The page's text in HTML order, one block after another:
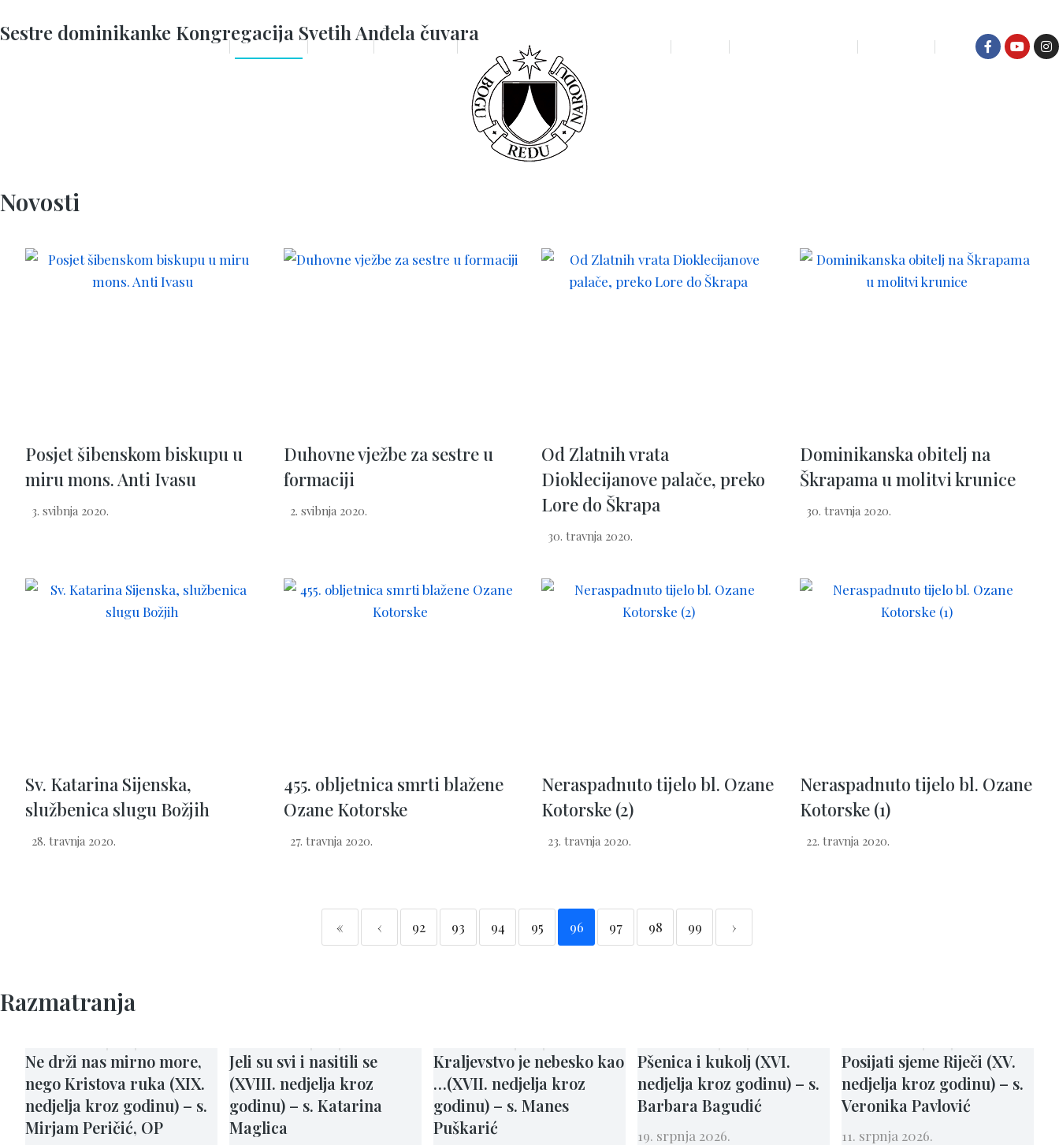
POČETNA O NAMA BL. OZANA DOMINIKANSKA DUHOVNOST
Sestre dominikanke Kongregacija Svetih Anđela čuvara
Novosti
Posjet šibenskom biskupu u
miru mons. Anti Ivasu
3. svibnja 2020.
Duhovne vježbe za sestre u
formaciji
2. svibnja 2020.
Od Zlatnih vrata
Dioklecijanove palače, preko
Lore do Škrapa
30. travnja 2020.
Dominikanska obitelj na
Škrapama u molitvi krunice
30. travnja 2020.
Sv. Katarina Sijenska,
službenica slugu Božjih
28. travnja 2020.
455. obljetnica smrti blažene
Ozane Kotorske
27. travnja 2020.
Neraspadnuto tijelo bl. Ozane
Kotorske (2)
23. travnja 2020.
Neraspadnuto tijelo bl. Ozane
Kotorske (1)
22. travnja 2020.
« ‹ 92 93 94 95 96 97 98 99 ›
Razmatranja
Ne drži nas mirno more,
nego Kristova ruka (XIX.
nedjelja kroz godinu) – s.
Mirjam Peričić, OP
Jeli su svi i nasitili se
(XVIII. nedjelja kroz
godinu) – s. Katarina
Maglica
Kraljevstvo je nebesko kao
…(XVII. nedjelja kroz
godinu) – s. Manes
Puškarić
Pšenica i kukolj (XVI.
nedjelja kroz godinu) – s.
Barbara Bagudić
19. srpnja 2026.
Posijati sjeme Riječi (XV.
nedjelja kroz godinu) – s.
Veronika Pavlović
11. srpnja 2026.